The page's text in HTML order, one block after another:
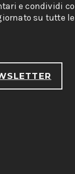
e condividi
su tutte